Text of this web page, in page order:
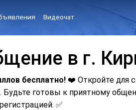
Видеочат
в г.
бесплатно! ❤️ Откройте для
Будьте готовы к приятному
✅